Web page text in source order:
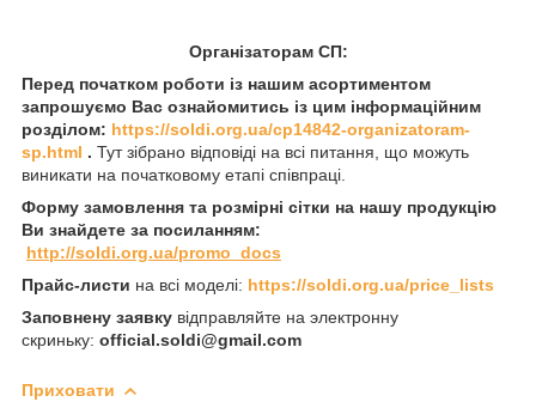
Організаторам СП:
Перед початком роботи із нашим асортиментом
запрошуємо Вас ознайомитись із цим інформаційним
розділом: https://soldi.org.ua/cp14842-organizatoram-
sp.html . Тут зібрано відповіді на всі питання, що можуть
виникати на початковому етапі співпраці.
Форму замовлення та розмірні сітки на нашу продукцію
Ви знайдете за посиланням:
http://soldi.org.ua/promo_docs
Прайс-листи на всі моделі: https://soldi.org.ua/price_lists
Заповнену заявку відправляйте на электронну
скриньку: official.soldi@gmail.com
Приховати